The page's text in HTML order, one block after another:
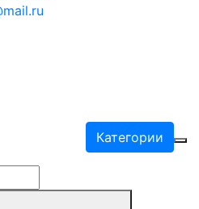
Категории